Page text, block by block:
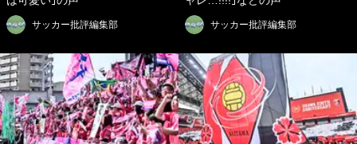
サッカー批評編集部 サッカー批評編集部